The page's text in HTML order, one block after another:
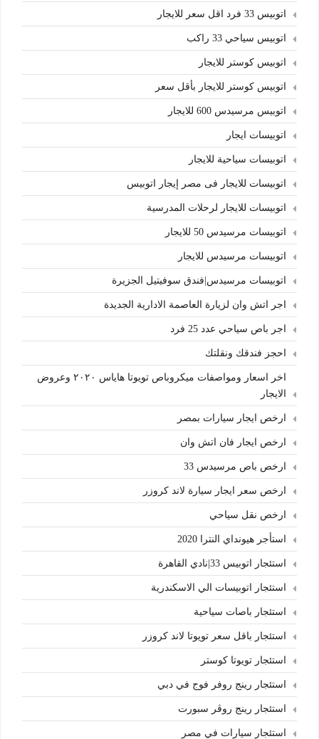
اتوبيس 33 فرد اقل سعر للايجار
اتوبيس سياحي 33 راكب
اتوبيس كوستر للايجار
اتوبيس كوستر للايجار بأقل سعر
اتوبيس مرسيدس 600 للايجار
اتوبيسات ايجار
اتوبيسات سياحية للايجار
اتوبيسات للايجار فى مصر إيجار اتوبيس
اتوبيسات للايجار لرحلات المدرسية
اتوبيسات مرسيدس 50 للايجار
اتوبيسات مرسيدس للايجار
اتوبيسات مرسيدس|فندق سوفيتيل الجزيرة
اجر اتش وان لزيارة العاصمة الادارية الجديدة
اجر باص سياحي عدد 25 فرد
احجز فندقك ونقلتك
اخر اسعار ومواصفات ميكروباص تويوتا هاياس ٢٠٢٠ وعروض
الايجار
ارخص ايجار سيارات بمصر
ارخص ايجار فان اتش وان
ارخص باص مرسيدس 33
ارخص سعر ايجار سيارة لاند كروزر
ارخص نقل سياحي
استأجر هيونداي النترا 2020
استئجار اتوبيس 33|نادي القاهرة
استئجار اتوبيسات الي الاسكندرية
استئجار باصات سياحية
استئجار باقل سعر تويوتا لاند كروزر
استئجار تويوتا كوستر
استئجار رينج روفر فوج في دبي
استئجار رينج روڤر سبورت
استئجار سيارات في مصر